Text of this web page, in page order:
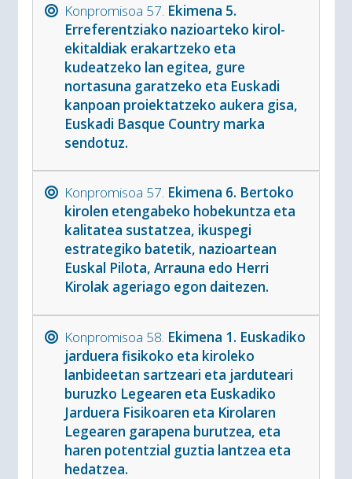
Konpromisoa 57. Ekimena 5.
Erreferentziako nazioarteko kirol-
ekitaldiak erakartzeko eta
kudeatzeko lan egitea, gure
nortasuna garatzeko eta Euskadi
kanpoan proiektatzeko aukera gisa,
Euskadi Basque Country marka
sendotuz.
Konpromisoa 57. Ekimena 6. Bertoko
kirolen etengabeko hobekuntza eta
kalitatea sustatzea, ikuspegi
estrategiko batetik, nazioartean
Euskal Pilota, Arrauna edo Herri
Kirolak ageriago egon daitezen.
Konpromisoa 58. Ekimena 1. Euskadiko
jarduera fisikoko eta kiroleko
lanbideetan sartzeari eta jarduteari
buruzko Legearen eta Euskadiko
Jarduera Fisikoaren eta Kirolaren
Legearen garapena burutzea, eta
haren potentzial guztia lantzea eta
hedatzea.